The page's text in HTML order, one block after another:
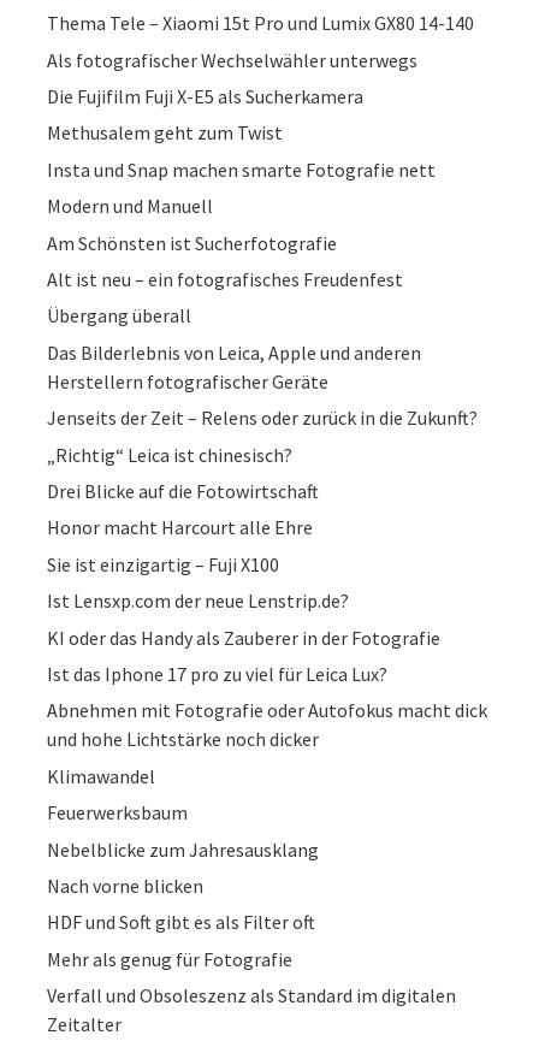
Thema Tele – Xiaomi 15t Pro und Lumix GX80 14-140
Als fotografischer Wechselwähler unterwegs
Die Fujifilm Fuji X-E5 als Sucherkamera
Methusalem geht zum Twist
Insta und Snap machen smarte Fotografie nett
Modern und Manuell
Am Schönsten ist Sucherfotografie
Alt ist neu – ein fotografisches Freudenfest
Übergang überall
Das Bilderlebnis von Leica, Apple und anderen
Herstellern fotografischer Geräte
Jenseits der Zeit – Relens oder zurück in die Zukunft?
„Richtig“ Leica ist chinesisch?
Drei Blicke auf die Fotowirtschaft
Honor macht Harcourt alle Ehre
Sie ist einzigartig – Fuji X100
Ist Lensxp.com der neue Lenstrip.de?
KI oder das Handy als Zauberer in der Fotografie
Ist das Iphone 17 pro zu viel für Leica Lux?
Abnehmen mit Fotografie oder Autofokus macht dick
und hohe Lichtstärke noch dicker
Klimawandel
Feuerwerksbaum
Nebelblicke zum Jahresausklang
Nach vorne blicken
HDF und Soft gibt es als Filter oft
Mehr als genug für Fotografie
Verfall und Obsoleszenz als Standard im digitalen
Zeitalter